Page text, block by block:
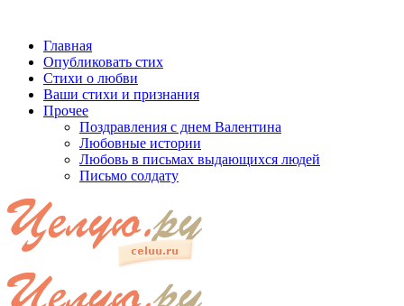
Главная
Опубликовать стих
Стихи о любви
Ваши стихи и признания
Прочее
Поздравления с днем Валентина
Любовные истории
Любовь в письмах выдающихся людей
Письмо солдату